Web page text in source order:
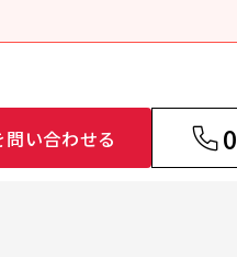
い合わせる